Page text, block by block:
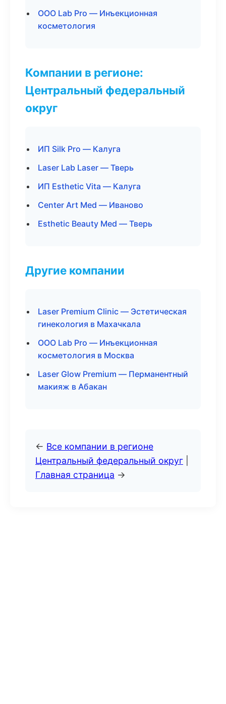
ООО Lab Pro — Инъекционная
косметология
Компании в регионе:
Центральный федеральный
округ
ИП Silk Pro — Калуга
Laser Lab Laser — Тверь
ИП Esthetic Vita — Калуга
Center Art Med — Иваново
Esthetic Beauty Med — Тверь
Другие компании
Laser Premium Clinic — Эстетическая
гинекология в Махачкала
ООО Lab Pro — Инъекционная
косметология в Москва
Laser Glow Premium — Перманентный
макияж в Абакан
← Все компании в регионе
Центральный федеральный округ
Главная страница →